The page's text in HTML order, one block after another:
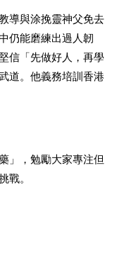
導與涂挽靈神父免去
仍能磨練出過人韌
信「先做好人，再學
道。他義務培訓香港
」，勉勵大家專注但
戰。